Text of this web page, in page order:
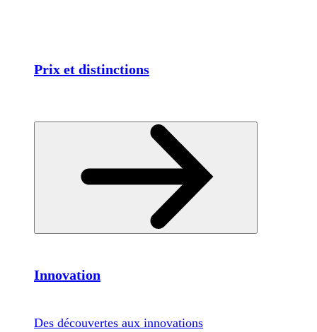
Prix et distinctions
Innovation
Des découvertes aux innovations